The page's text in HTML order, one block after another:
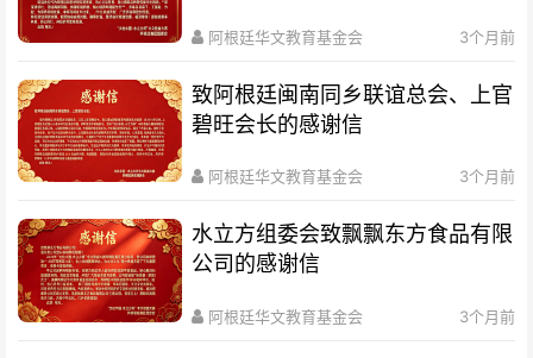
阿根廷华文教育基金会 3个月前
致阿根廷闽南同乡联谊总会、上官
碧旺会长的感谢信
阿根廷华文教育基金会 3个月前
水立方组委会致飘飘东方食品有限
公司的感谢信
阿根廷华文教育基金会 3个月前